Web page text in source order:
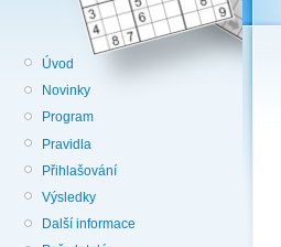
Úvod
Novinky
Program
Pravidla
Přihlašování
Výsledky
Další informace